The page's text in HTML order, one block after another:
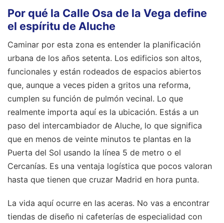
Por qué la Calle Osa de la Vega define
el espíritu de Aluche
Caminar por esta zona es entender la planificación
urbana de los años setenta. Los edificios son altos,
funcionales y están rodeados de espacios abiertos
que, aunque a veces piden a gritos una reforma,
cumplen su función de pulmón vecinal. Lo que
realmente importa aquí es la ubicación. Estás a un
paso del intercambiador de Aluche, lo que significa
que en menos de veinte minutos te plantas en la
Puerta del Sol usando la línea 5 de metro o el
Cercanías. Es una ventaja logística que pocos valoran
hasta que tienen que cruzar Madrid en hora punta.
La vida aquí ocurre en las aceras. No vas a encontrar
tiendas de diseño ni cafeterías de especialidad con